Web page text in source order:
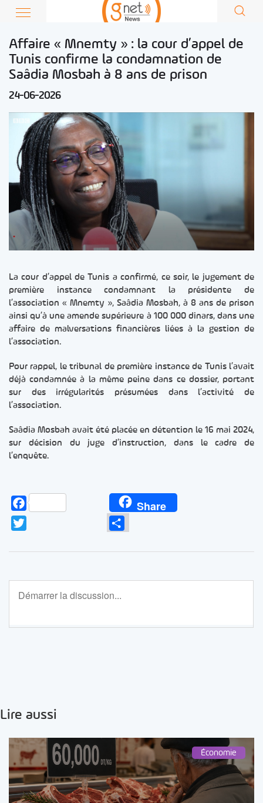
Affaire « Mnemty » : la cour d’appel de
Tunis confirme la condamnation de
Saâdia Mosbah à 8 ans de prison
24-06-2026
La cour d’appel de Tunis a confirmé, ce soir, le jugement de
première instance condamnant la présidente de
l’association « Mnemty », Saâdia Mosbah, à 8 ans de prison
ainsi qu’à une amende supérieure à 100 000 dinars, dans une
affaire de malversations financières liées à la gestion de
l’association.
Pour rappel, le tribunal de première instance de Tunis l’avait
déjà condamnée à la même peine dans ce dossier, portant
sur des irrégularités présumées dans l’activité de
l’association.
Saâdia Mosbah avait été placée en détention le 16 mai 2024,
sur décision du juge d’instruction, dans le cadre de
l’enquête.
Facebook Share
Lire aussi
Économie